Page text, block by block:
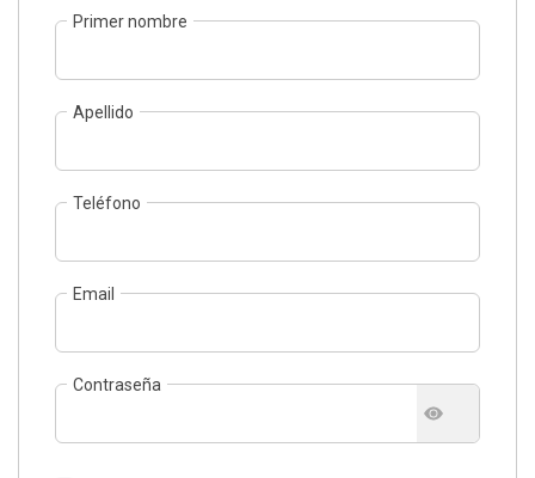
Primer nombre
Apellido
Teléfono
Email
Contraseña